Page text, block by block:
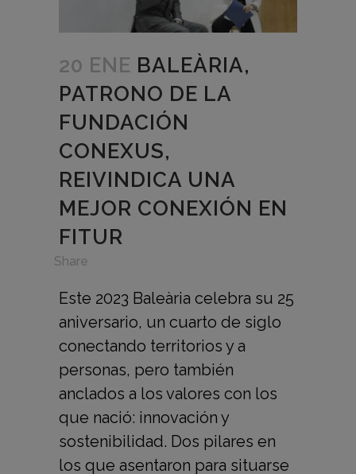
20 ENE BALEÀRIA,
PATRONO DE LA
FUNDACIÓN
CONEXUS,
REIVINDICA UNA
MEJOR CONEXIÓN EN
FITUR
Share
Este 2023 Baleària celebra su 25
aniversario, un cuarto de siglo
conectando territorios y a
personas, pero también
anclados a los valores con los
que nació: innovación y
sostenibilidad. Dos pilares en
los que asentaron para situarse